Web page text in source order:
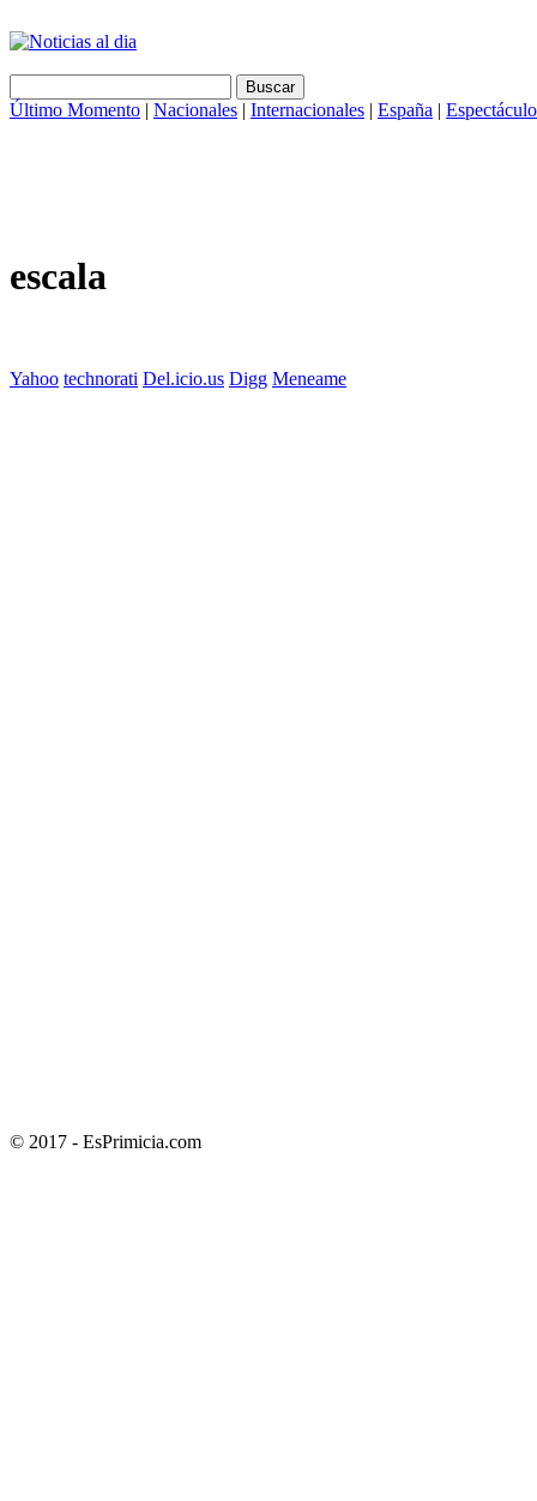
Último Momento | Nacionales | Internacionales | España |
escala
Yahoo technorati Del.icio.us Digg Meneame
© 2017 - EsPrimicia.com